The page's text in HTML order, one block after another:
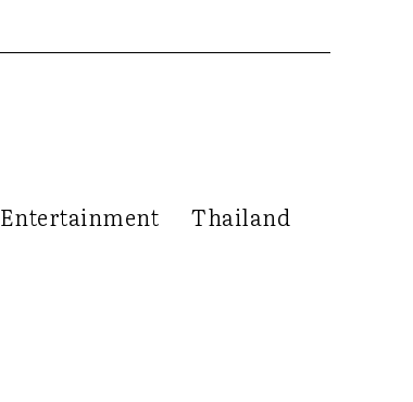
Entertainment Thailand